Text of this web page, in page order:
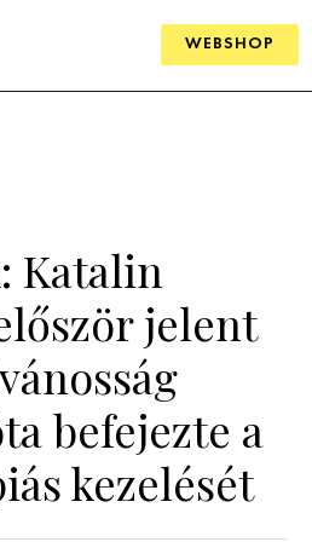
WEBSHOP
Katalin
jelent
befejezte a
kezelését